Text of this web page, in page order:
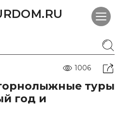
1006
туры
год и